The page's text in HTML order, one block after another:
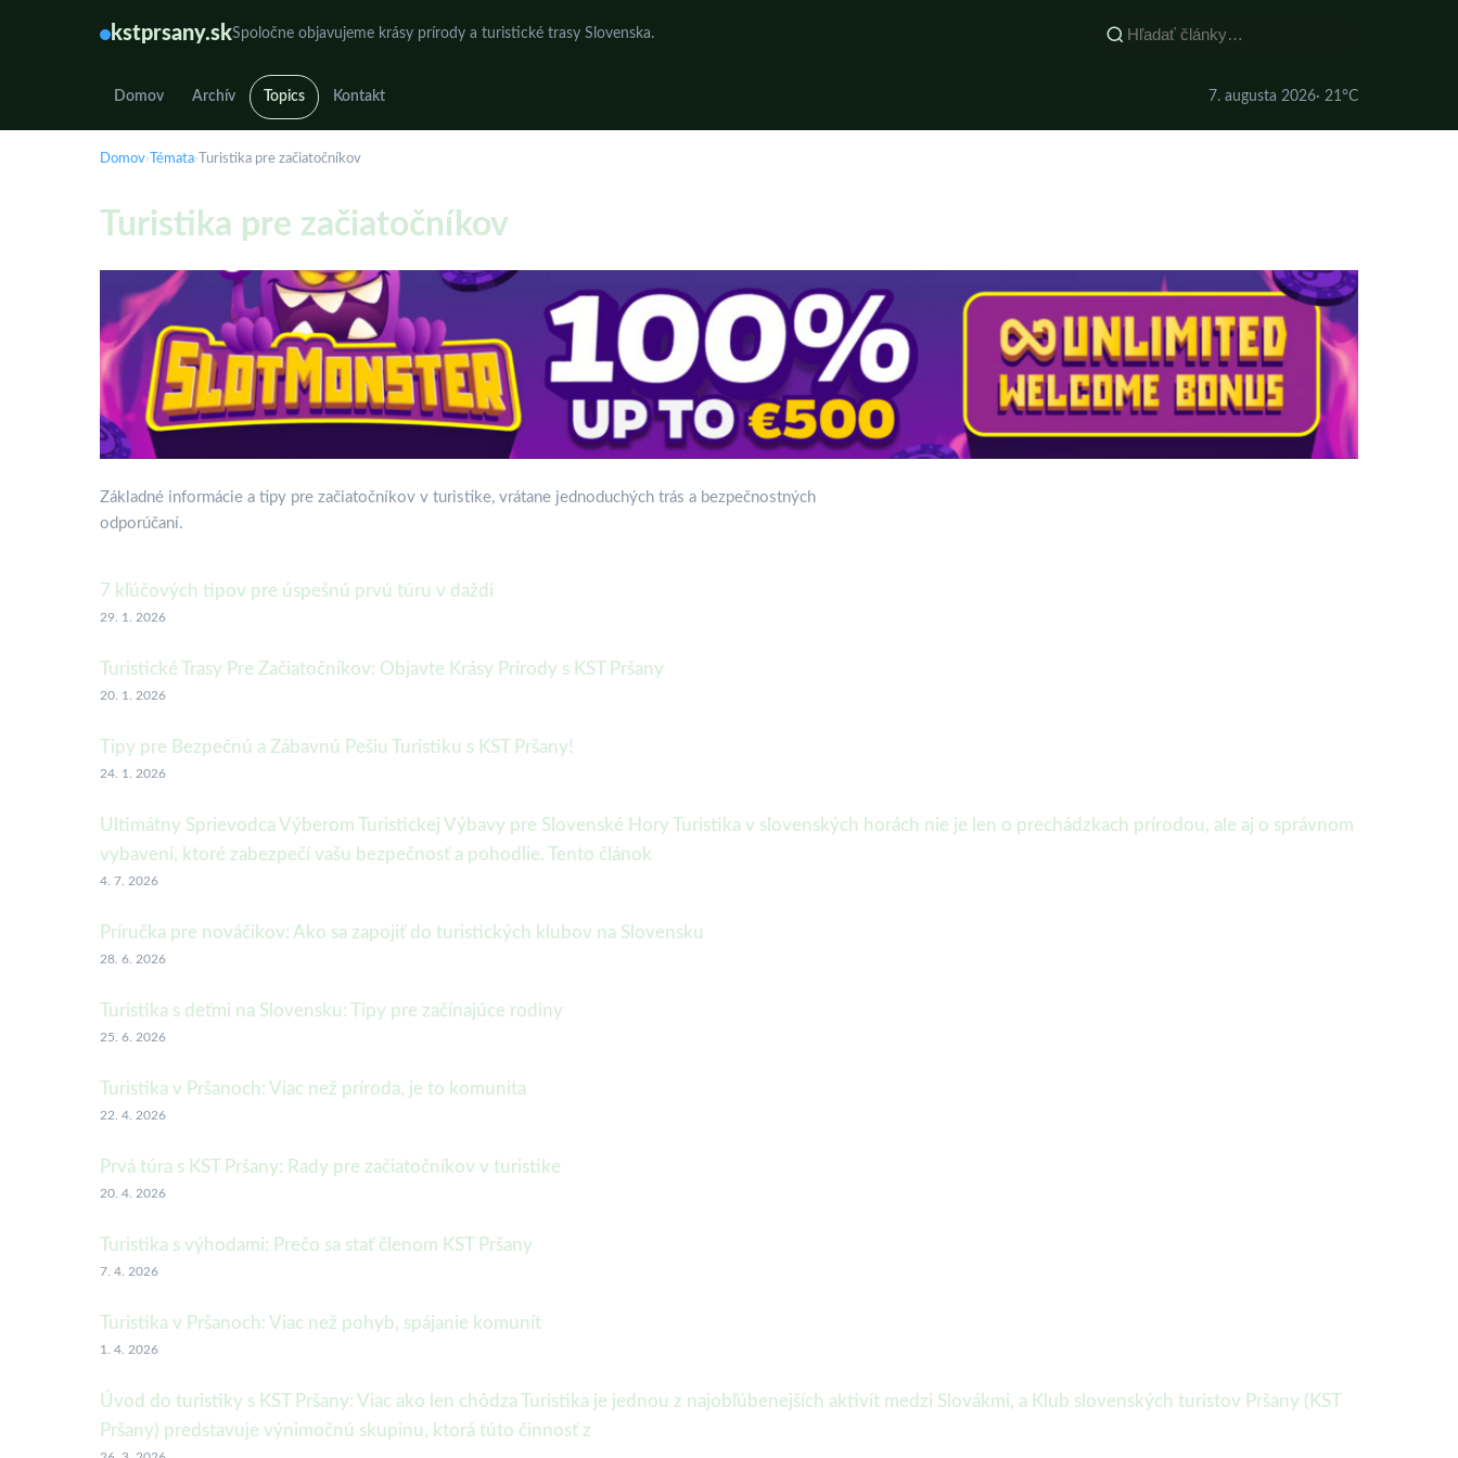
kstprsany.skSpoločne objavujeme krásy prírody a turistické trasy Slovenska.
Domov Archív Topics Kontakt 7. augusta 2026· 21°C
Domov› Témata› Turistika pre začiatočníkov
Turistika pre začiatočníkov
Základné informácie a tipy pre začiatočníkov v turistike, vrátane jednoduchých trás a bezpečnostných
odporúčaní.
7 kľúčových tipov pre úspešnú prvú túru v daždi
29. 1. 2026
Turistické Trasy Pre Začiatočníkov: Objavte Krásy Prírody s KST Pršany
20. 1. 2026
Tipy pre Bezpečnú a Zábavnú Pešiu Turistiku s KST Pršany!
24. 1. 2026
Ultimátny Sprievodca Výberom Turistickej Výbavy pre Slovenské Hory Turistika v slovenských horách nie je len o prechádzkach prírodou, ale aj o správnom
vybavení, ktoré zabezpečí vašu bezpečnosť a pohodlie. Tento článok
4. 7. 2026
Príručka pre nováčikov: Ako sa zapojiť do turistických klubov na Slovensku
28. 6. 2026
Turistika s deťmi na Slovensku: Tipy pre začínajúce rodiny
25. 6. 2026
Turistika v Pršanoch: Viac než príroda, je to komunita
22. 4. 2026
Prvá túra s KST Pršany: Rady pre začiatočníkov v turistike
20. 4. 2026
Turistika s výhodami: Prečo sa stať členom KST Pršany
7. 4. 2026
Turistika v Pršanoch: Viac než pohyb, spájanie komunít
1. 4. 2026
Úvod do turistiky s KST Pršany: Viac ako len chôdza Turistika je jednou z najobľúbenejších aktivít medzi Slovákmi, a Klub slovenských turistov Pršany (KST
Pršany) predstavuje výnimočnú skupinu, ktorá túto činnosť z